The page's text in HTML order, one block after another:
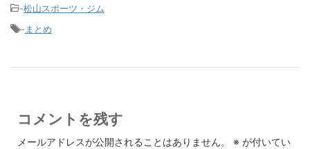
-松山スポーツ・ジム
- まとめ
コメントを残す
メールアドレスが公開されることはありません。 ※ が付いてい